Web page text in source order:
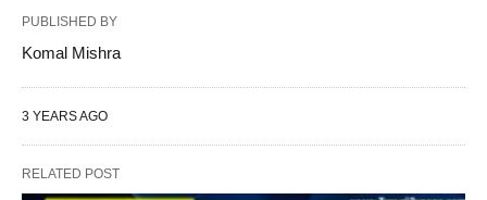
PUBLISHED BY
Komal Mishra
3 YEARS AGO
RELATED POST